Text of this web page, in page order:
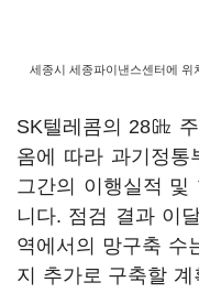
세종시 세종파이낸스센터에 위
SK텔레콤의 28㎓
옴에 따라 과기정통
그간의 이행실적 및
니다. 점검 결과 이
역에서의 망구축 수
지 추가로 구축할